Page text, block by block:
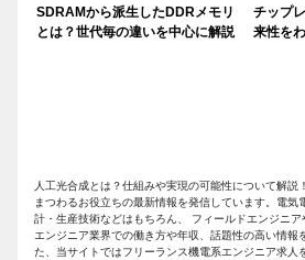
SDRAMから派生したDDRメモリ
とは？世代毎の違いを中心に解説
チップ
来性を
人工光合成とは？仕組みや実現の可能性について解説
まつわるお役立ちの最新情報を発信しています。電気
計・生産技術などはもちろん、 フィールドエンジニ
エンジニア業界での働き方や年収、話題性の高い情報
た、当サイトではフリーランス機電系エンジニア求人